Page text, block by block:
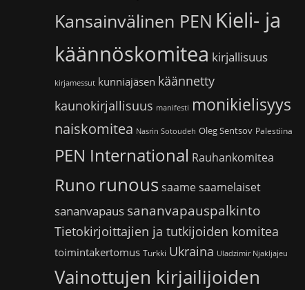
Kansainvälinen PEN Kieli- ja
käännöskomitea kirjallisuus
kirjamessut kunniajäsen käännetty
kaunokirjallisuus manifesti monikielisyys
naiskomitea Nasrin Sotoudeh Oleg Sentsov Palestiina
PEN International Rauhankomitea
Runo runoussaamesaamelaiset
sananvapaus sananvapauspalkinto
Tietokirjoittajien ja tutkijoiden komitea
toimintakertomus Turkki Ukraina Uladzimir Njakljajeu
Vainottujen kirjailijoiden